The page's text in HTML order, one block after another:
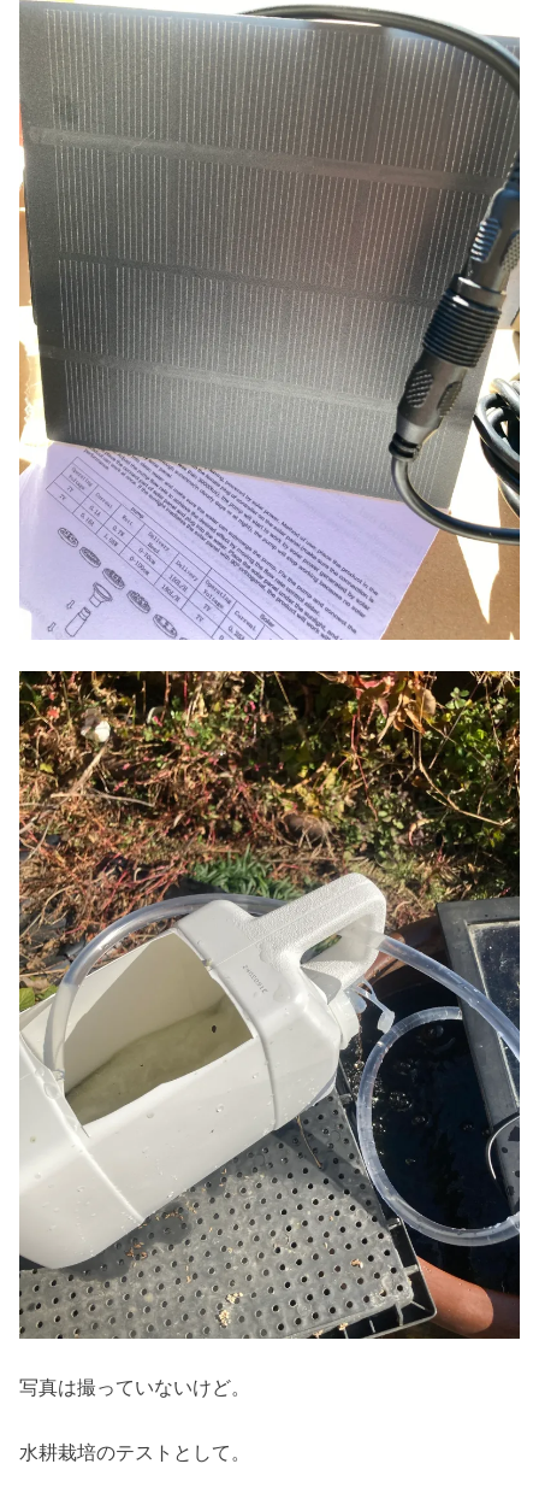
写真は撮っていないけど。
水耕栽培のテストとして。